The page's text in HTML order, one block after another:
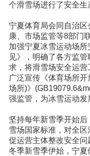
个滑雪场进行了安全生
宁夏体育局会同自治
康、市场监管等8部门
加强宁夏冰雪运动场
见》，明确了各方监
求，将滑雪场安全运营
广泛宣传《体育场所
场所)》
强监管，为冰雪运动发
坚持每年新雪季开始
雪场国家标准，对全
促运营主体整改安全
冬季新雪季伊始，宁